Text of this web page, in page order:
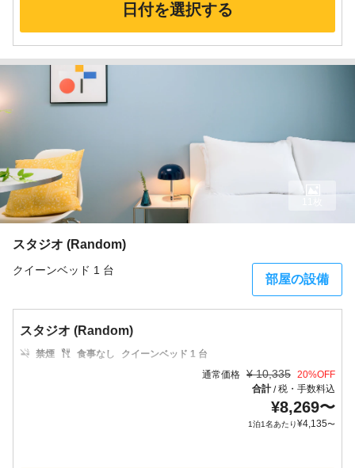
日付を選択する
スタジオ (Random)
クイーンベッド 1 台
部屋の設備
スタジオ (Random)
禁煙 食事なし
クイーンベッド 1 台
通常価格 ¥ 10,335 20%OFF
合計/税・手数料込
¥8,269〜
1泊1名あたり¥4,135〜